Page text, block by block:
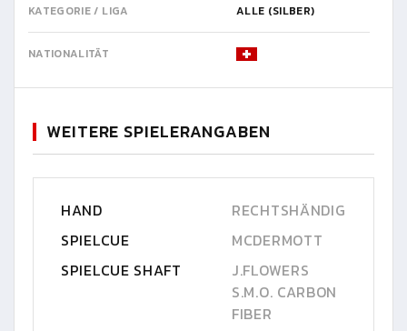
KATEGORIE / LIGA
ALLE (SILBER)
NATIONALITÄT
WEITERE SPIELERANGABEN
HAND
RECHTSHÄNDIG
SPIELCUE
MCDERMOTT
SPIELCUE SHAFT
J.FLOWERS
S.M.O. CARBON
FIBER